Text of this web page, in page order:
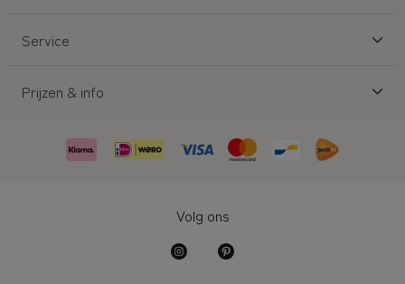
Service
Prijzen & info
Volg ons